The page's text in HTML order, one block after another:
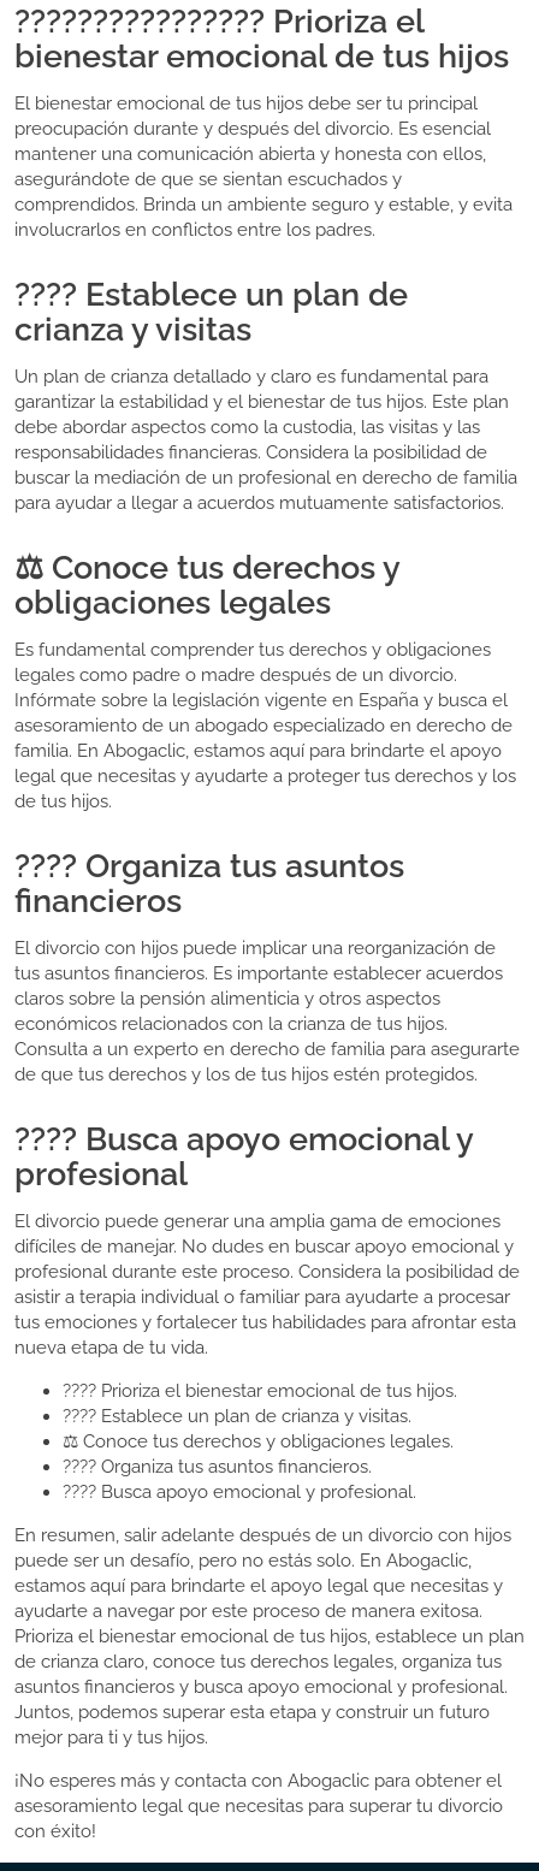
????‍????‍????‍???? Prioriza el
bienestar emocional de tus hijos
El bienestar emocional de tus hijos debe ser tu principal
preocupación durante y después del divorcio. Es esencial
mantener una comunicación abierta y honesta con ellos,
asegurándote de que se sientan escuchados y
comprendidos. Brinda un ambiente seguro y estable, y evita
involucrarlos en conflictos entre los padres.
????️ Establece un plan de
crianza y visitas
Un plan de crianza detallado y claro es fundamental para
garantizar la estabilidad y el bienestar de tus hijos. Este plan
debe abordar aspectos como la custodia, las visitas y las
responsabilidades financieras. Considera la posibilidad de
buscar la mediación de un profesional en derecho de familia
para ayudar a llegar a acuerdos mutuamente satisfactorios.
⚖️ Conoce tus derechos y
obligaciones legales
Es fundamental comprender tus derechos y obligaciones
legales como padre o madre después de un divorcio.
Infórmate sobre la legislación vigente en España y busca el
asesoramiento de un abogado especializado en derecho de
familia. En Abogaclic, estamos aquí para brindarte el apoyo
legal que necesitas y ayudarte a proteger tus derechos y los
de tus hijos.
???? Organiza tus asuntos
financieros
El divorcio con hijos puede implicar una reorganización de
tus asuntos financieros. Es importante establecer acuerdos
claros sobre la pensión alimenticia y otros aspectos
económicos relacionados con la crianza de tus hijos.
Consulta a un experto en derecho de familia para asegurarte
de que tus derechos y los de tus hijos estén protegidos.
???? Busca apoyo emocional y
profesional
El divorcio puede generar una amplia gama de emociones
difíciles de manejar. No dudes en buscar apoyo emocional y
profesional durante este proceso. Considera la posibilidad de
asistir a terapia individual o familiar para ayudarte a procesar
tus emociones y fortalecer tus habilidades para afrontar esta
nueva etapa de tu vida.
???? Prioriza el bienestar emocional de tus hijos.
????️ Establece un plan de crianza y visitas.
⚖️ Conoce tus derechos y obligaciones legales.
???? Organiza tus asuntos financieros.
???? Busca apoyo emocional y profesional.
En resumen, salir adelante después de un divorcio con hijos
puede ser un desafío, pero no estás solo. En Abogaclic,
estamos aquí para brindarte el apoyo legal que necesitas y
ayudarte a navegar por este proceso de manera exitosa.
Prioriza el bienestar emocional de tus hijos, establece un plan
de crianza claro, conoce tus derechos legales, organiza tus
asuntos financieros y busca apoyo emocional y profesional.
Juntos, podemos superar esta etapa y construir un futuro
mejor para ti y tus hijos.
¡No esperes más y contacta con Abogaclic para obtener el
asesoramiento legal que necesitas para superar tu divorcio
con éxito!